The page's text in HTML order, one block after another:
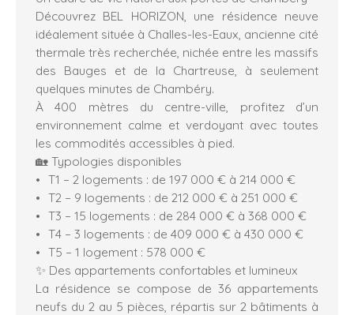
Découvrez BEL HORIZON, une résidence neuve
idéalement située à Challes-les-Eaux, ancienne cité
thermale très recherchée, nichée entre les massifs
des Bauges et de la Chartreuse, à seulement
quelques minutes de Chambéry.
À 400 mètres du centre-ville, profitez d’un
environnement calme et verdoyant avec toutes
les commodités accessibles à pied.
🏡 Typologies disponibles
T1 – 2 logements : de 197 000 € à 214 000 €
T2 – 9 logements : de 212 000 € à 251 000 €
T3 – 15 logements : de 284 000 € à 368 000 €
T4 – 3 logements : de 409 000 € à 430 000 €
T5 – 1 logement : 578 000 €
✨ Des appartements confortables et lumineux
La résidence se compose de 36 appartements
neufs du 2 au 5 pièces, répartis sur 2 bâtiments à